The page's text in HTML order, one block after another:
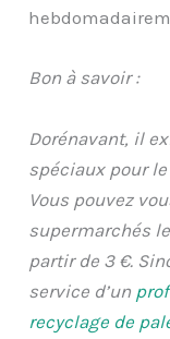
Bon à savoir :
Dorénavant, il
spéciaux pour
Vous pouvez
supermarchés
partir de 3 €.
service d’un
recyclage de